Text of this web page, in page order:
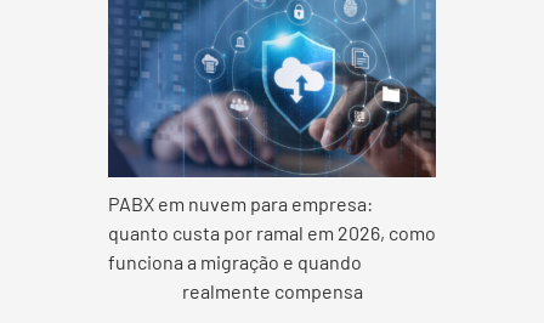
PABX em nuvem para empresa:
quanto custa por ramal em 2026, como
funciona a migração e quando
realmente compensa